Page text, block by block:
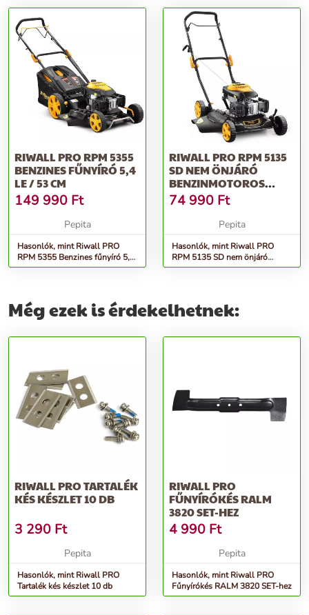
RIWALL PRO RPM 5355
BENZINES FŰNYÍRÓ 5,4
LE / 53 CM
149 990 Ft
Pepita
Hasonlók, mint Riwall PRO
RPM 5355 Benzines fűnyíró 5,4
LE / 53 cm
RIWALL PRO RPM 5135
SD NEM ÖNJÁRÓ
BENZINMOTOROS
FŰNYÍRÓ 2 AZ 1-BE...
74 990 Ft
Pepita
Hasonlók, mint Riwall PRO
RPM 5135 SD nem önjáró
benzinmotoros fűnyíró 2 az 1-
Még ezek is érdekelhetnek:
RIWALL PRO TARTALÉK
KÉS KÉSZLET 10 DB
3 290 Ft
Pepita
Hasonlók, mint Riwall PRO
Tartalék kés készlet 10 db
RIWALL PRO
FŰNYÍRÓKÉS RALM
3820 SET-HEZ
4 990 Ft
Pepita
Hasonlók, mint Riwall PRO
Fűnyírókés RALM 3820 SET-hez